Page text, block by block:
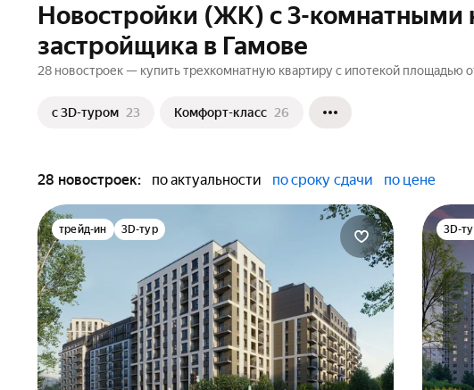
Новостройки (ЖК) с 3-комнатными
застройщика в Гамове
28 новостроек — купить трехкомнатную квартиру с ипотекой площадью
c 3D-туром 23 Комфорт-класс 26
28 новостроек: по актуальности по сроку сдачи по цене
трейд-ин 3D-тур 3D-